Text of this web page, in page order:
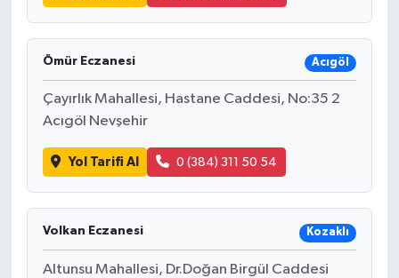
Ömür Eczanesi Acıgöl
Çayırlık Mahallesi, Hastane Caddesi, No:35 2
Acıgöl Nevşehir
Yol Tarifi Al 0 (384) 311 50 54
Volkan Eczanesi Kozaklı
Altunsu Mahallesi, Dr.Doğan Birgül Caddesi